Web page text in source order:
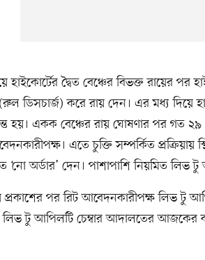
দ্বৈত বেঞ্চের বিভক্ত রায়ের পর
ডিসচার্জ) করে রায় দেন। এর মধ্য দিয়ে
হয়। একক বেঞ্চের রায় ঘোষণার পর গত
এতে চুক্তি সম্পর্কিত প্রক্রিয়ায়
‘নো অর্ডার’ দেন। পাশাপাশি নিয়মিত
রায় প্রকাশের পর রিট আবেদনকারীপক্ষ লিভ
টু আপিলটি চেম্বার আদালতের আজকের